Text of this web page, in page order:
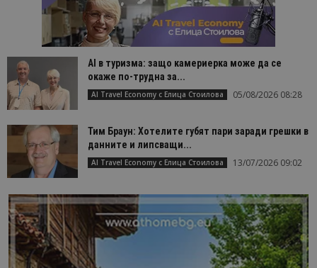
AI в туризма: защо камериерка може да се
окаже по-трудна за...
AI Travel Economy с Елица Стоилова 05/08/2026 08:28
Тим Браун: Хотелите губят пари заради грешки в
данните и липсващи...
AI Travel Economy с Елица Стоилова 13/07/2026 09:02